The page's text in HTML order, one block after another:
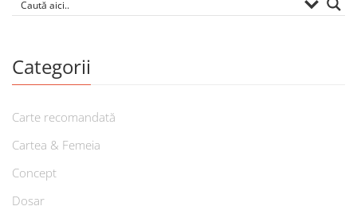
Categorii
Carte recomandată
Cartea & Femeia
Concept
Dosar